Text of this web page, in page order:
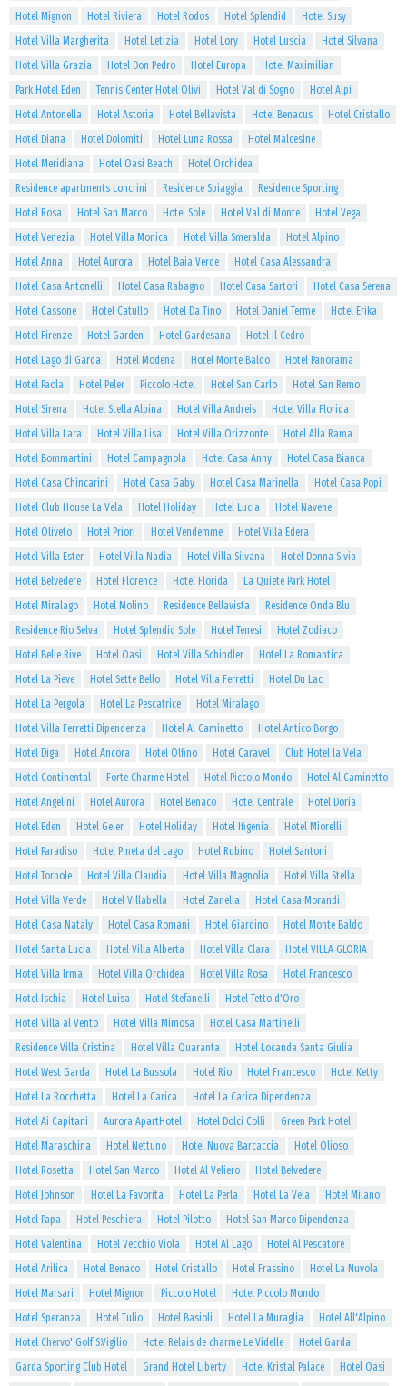
Hotel Mignon
Hotel Riviera Hotel Rodos Hotel Splendid
Hotel Susy
Hotel Villa Margherita
Hotel Letizia Hotel Lory Hotel Luscia
Hotel Silvana
Hotel Villa Grazia
Hotel Don Pedro Hotel Europa
Hotel Maximilian
Park Hotel Eden
Tennis Center Hotel Olivi Hotel Val di Sogno
Hotel Alpi
Hotel Antonella
Hotel Astoria Hotel Bellavista Hotel Benacus
Hotel Cristallo
Hotel Diana
Hotel Dolomiti Hotel Luna Rossa
Hotel Malcesine
Hotel Meridiana
Hotel Oasi Beach
Hotel Orchidea
Residence apartments Loncrini
Residence Spiaggia
Residence Sporting
Hotel Rosa
Hotel San Marco Hotel Sole Hotel Val di Monte
Hotel Vega
Hotel Venezia
Hotel Villa Monica Hotel Villa Smeralda
Hotel Alpino
Hotel Anna
Hotel Aurora Hotel Baia Verde
Hotel Casa Alessandra
Hotel Casa Antonelli
Hotel Casa Rabagno Hotel Casa Sartori
Hotel Casa Serena
Hotel Cassone
Hotel Catullo Hotel Da Tino Hotel Daniel Terme
Hotel Erika
Hotel Firenze
Hotel Garden Hotel Gardesana
Hotel Il Cedro
Hotel Lago di Garda
Hotel Modena Hotel Monte Baldo
Hotel Panorama
Hotel Paola
Hotel Peler Piccolo Hotel Hotel San Carlo
Hotel San Remo
Hotel Sirena
Hotel Stella Alpina Hotel Villa Andreis
Hotel Villa Florida
Hotel Villa Lara
Hotel Villa Lisa Hotel Villa Orizzonte
Hotel Alla Rama
Hotel Bommartini
Hotel Campagnola Hotel Casa Anny
Hotel Casa Bianca
Hotel Casa Chincarini
Hotel Casa Gaby Hotel Casa Marinella
Hotel Casa Popi
Hotel Club House La Vela
Hotel Holiday Hotel Lucia
Hotel Navene
Hotel Oliveto
Hotel Priori Hotel Vendemme
Hotel Villa Edera
Hotel Villa Ester
Hotel Villa Nadia Hotel Villa Silvana
Hotel Donna Sivia
Hotel Belvedere
Hotel Florence Hotel Florida
La Quiete Park Hotel
Hotel Miralago
Hotel Molino Residence Bellavista
Residence Onda Blu
Residence Rio Selva
Hotel Splendid Sole Hotel Tenesi
Hotel Zodiaco
Hotel Belle Rive
Hotel Oasi Hotel Villa Schindler
Hotel La Romantica
Hotel La Pieve
Hotel Sette Bello Hotel Villa Ferretti
Hotel Du Lac
Hotel La Pergola
Hotel La Pescatrice
Hotel Miralago
Hotel Villa Ferretti Dipendenza
Hotel Al Caminetto
Hotel Antico Borgo
Hotel Diga
Hotel Ancora Hotel Olfino Hotel Caravel
Club Hotel la Vela
Hotel Continental
Forte Charme Hotel Hotel Piccolo Mondo
Hotel Al Caminetto
Hotel Angelini
Hotel Aurora Hotel Benaco Hotel Centrale
Hotel Doria
Hotel Eden
Hotel Geier Hotel Holiday Hotel Ifigenia
Hotel Miorelli
Hotel Paradiso
Hotel Pineta del Lago Hotel Rubino
Hotel Santoni
Hotel Torbole
Hotel Villa Claudia Hotel Villa Magnolia
Hotel Villa Stella
Hotel Villa Verde
Hotel Villabella Hotel Zanella
Hotel Casa Morandi
Hotel Casa Nataly
Hotel Casa Romani Hotel Giardino
Hotel Monte Baldo
Hotel Santa Lucia
Hotel Villa Alberta Hotel Villa Clara
Hotel VILLA GLORIA
Hotel Villa Irma
Hotel Villa Orchidea Hotel Villa Rosa
Hotel Francesco
Hotel Ischia
Hotel Luisa Hotel Stefanelli
Hotel Tetto d'Oro
Hotel Villa al Vento
Hotel Villa Mimosa
Hotel Casa Martinelli
Residence Villa Cristina
Hotel Villa Quaranta
Hotel Locanda Santa Giulia
Hotel West Garda
Hotel La Bussola Hotel Rio Hotel Francesco
Hotel Ketty
Hotel La Rocchetta
Hotel La Carica
Hotel La Carica Dipendenza
Hotel Ai Capitani
Aurora ApartHotel Hotel Dolci Colli
Green Park Hotel
Hotel Maraschina
Hotel Nettuno Hotel Nuova Barcaccia
Hotel Olioso
Hotel Rosetta
Hotel San Marco Hotel Al Veliero
Hotel Belvedere
Hotel Johnson
Hotel La Favorita Hotel La Perla Hotel La Vela
Hotel Milano
Hotel Papa
Hotel Peschiera Hotel Pilotto
Hotel San Marco Dipendenza
Hotel Valentina
Hotel Vecchio Viola Hotel Al Lago
Hotel Al Pescatore
Hotel Arilica
Hotel Benaco Hotel Cristallo Hotel Frassino
Hotel La Nuvola
Hotel Marsari
Hotel Mignon Piccolo Hotel
Hotel Piccolo Mondo
Hotel Speranza
Hotel Tulio Hotel Basioli Hotel La Muraglia
Hotel All'Alpino
Hotel Chervo' Golf S.Vigilio
Hotel Relais de charme Le Videlle
Hotel Garda
Garda Sporting Club Hotel
Grand Hotel Liberty Hotel Kristal Palace
Hotel Oasi